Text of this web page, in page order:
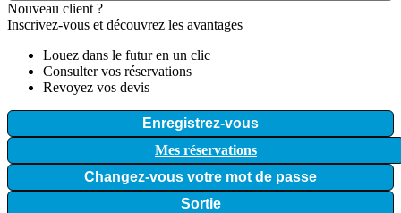
Nouveau client ?
Inscrivez-vous et découvrez les avantages
Louez dans le futur en un clic
Consulter vos réservations
Revoyez vos devis
Enregistrez-vous
Mes réservations
Changez-vous votre mot de passe
Sortie